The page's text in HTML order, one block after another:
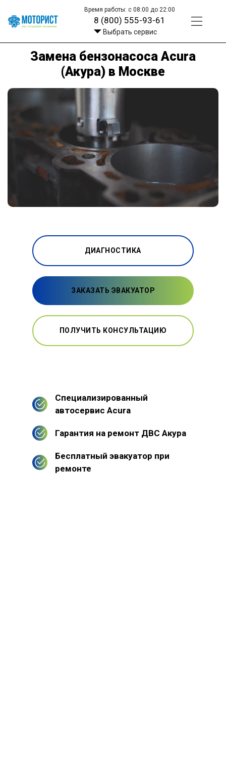
Время работы: с 08:00 до 22:00
8 (800) 555-93-61
Выбрать сервис
Замена бензонасоса Acura
(Акура) в Москве
ДИАГНОСТИКА
ЗАКАЗАТЬ ЭВАКУАТОР
ПОЛУЧИТЬ КОНСУЛЬТАЦИЮ
Специализированный
автосервис Acura
Гарантия на ремонт ДВС Акура
Бесплатный эвакуатор при
ремонте